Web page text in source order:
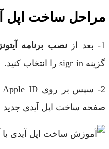
مراحل ساخت اپل
1- بعد از نصب برنامه آیتونز
گزینه sign in را انتخاب کنید.
صفحه ساخت اپل آیدی جدید